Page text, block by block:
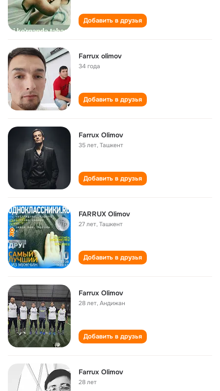
Добавить в друзья
Farrux olimov
34 года
Добавить в друзья
Farrux Olimov
35 лет,Ташкент
Добавить в друзья
FARRUX Olimov
27 лет,Ташкент
Добавить в друзья
Farrux Olimov
28 лет,Андижан
Добавить в друзья
Farrux Olimov
28 лет